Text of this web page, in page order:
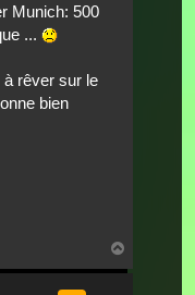
Munich: 500
...
à rêver sur le
bien